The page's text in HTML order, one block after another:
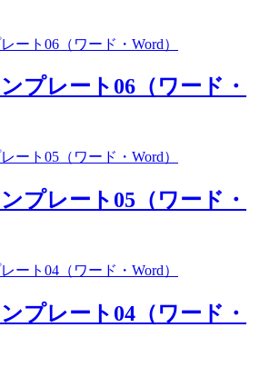
プレート06（ワード・
プレート05（ワード・
プレート04（ワード・